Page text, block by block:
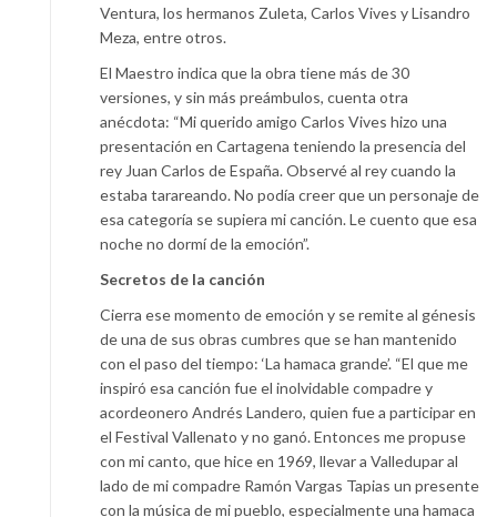
Ventura, los hermanos Zuleta, Carlos Vives y Lisandro
Meza, entre otros.
El Maestro indica que la obra tiene más de 30
versiones, y sin más preámbulos, cuenta otra
anécdota: “Mi querido amigo Carlos Vives hizo una
presentación en Cartagena teniendo la presencia del
rey Juan Carlos de España. Observé al rey cuando la
estaba tarareando. No podía creer que un personaje de
esa categoría se supiera mi canción. Le cuento que esa
noche no dormí de la emoción”.
Secretos de la canción
Cierra ese momento de emoción y se remite al génesis
de una de sus obras cumbres que se han mantenido
con el paso del tiempo: ‘La hamaca grande’. “El que me
inspiró esa canción fue el inolvidable compadre y
acordeonero Andrés Landero, quien fue a participar en
el Festival Vallenato y no ganó. Entonces me propuse
con mi canto, que hice en 1969, llevar a Valledupar al
lado de mi compadre Ramón Vargas Tapias un presente
con la música de mi pueblo, especialmente una hamaca